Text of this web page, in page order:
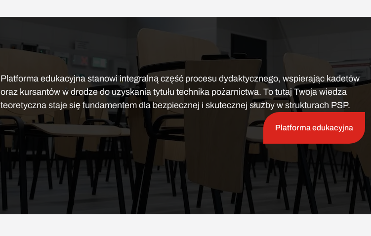
Platforma edukacyjna stanowi integralną część procesu dydaktycznego, wspierając kadetów
oraz kursantów w drodze do uzyskania tytułu technika pożarnictwa. To tutaj Twoja wiedza
teoretyczna staje się fundamentem dla bezpiecznej i skutecznej służby w strukturach PSP.
Platforma edukacyjna